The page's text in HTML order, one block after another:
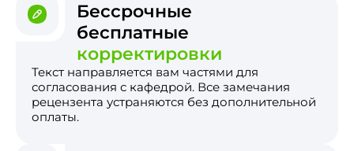
Бессрочные
бесплатные
корректировки
Текст направляется вам частями для
согласования с кафедрой. Все замечания
рецензента устраняются без дополнительной
оплаты.